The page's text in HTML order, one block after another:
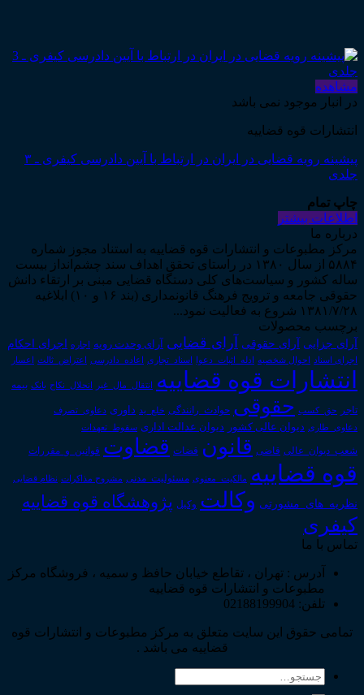
مشاهده
در انبار موجود نمی باشد
انتشارات قوه قضاییه
پیشینه رویه قضایی در ایران در ارتباط با آیین دادرسی کیفری ـ ۳
جلدی
چاپ تمام
اطلاعات بیشتر
درباره ما
مرکز مطبوعات و انتشارات قوه قضاییه به استناد مجوز شماره
۵۸۸۴ از سال ۱۳۸۰ در راستای تحقق اهداف سند چشم‌انداز بیست
ساله کشور و سیاست‌های کلی دستگاه قضایی مبنی بر ارتقاء دانش
حقوقی جامعه و ترویج فرهنگ قانونمداری (بند ۱۶ و ۱۰) ابلاغیه
۱۳۸۱/۷/۲۸ شروع به فعالیت نمود...
برچسب محصولات
آرای جزایی آرای حقوقی آرای قضایی آرای وحدت رویه اجاره اجرای احکام
اجرای اسناد احوال شخصیه ادله_اثبات_دعوا اسناد_تجاری اعاده_دادرسی اعتراض_ثالث اعسار
انتشارات قوه قضاییه انتقال_مال_غیر انحلال_نکاح بانک بیمه
تاجر حق_کسب حقوقی حوادث_رانندگی خلع_ید داوری دعاوی_تصرف
دعاوی_طاری دیوان عالی کشور دیوان عدالت اداری سقوط_تعهدات
شعب_دیوان_عالی قاضی قانون قضات قضاوت قوانین_و_مقررات
قوه قضاییه مالکیت_معنوی مسئولیت_مدنی مشروح مذاکرات نظام قضایی
نظریه_های_مشورتی وکالت وکیل پژوهشگاه قوه قضاییه
کیفری
تماس با ما
آدرس : تهران ، تقاطع خیابان حافظ و سمیه ، فروشگاه مرکز
مطبوعات و انتشارات قوه قضاییه
تلفن: 02188199904
تمامی حقوق این سایت متعلق به مرکز مطبوعات و انتشارات قوه
قضاییه می باشد .
جستجو